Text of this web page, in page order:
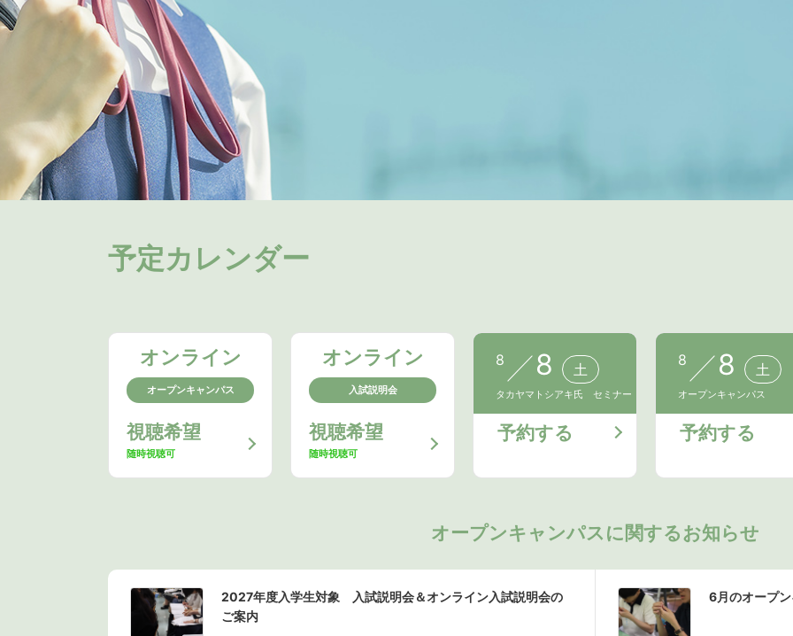
予定カレンダー
オンライン
オープンキャンパス
視聴希望
随時視聴可
オンライン
入試説明会
視聴希望
随時視聴可
8 8 土
タカヤマトシアキ氏 セミナー
予約する
8 8 土
オープンキャンパス
予約する
オープンキャンパスに関するお知らせ
2027年度入学生対象 入試説明会＆オンライン入試説明会の
ご案内
6月のオープ